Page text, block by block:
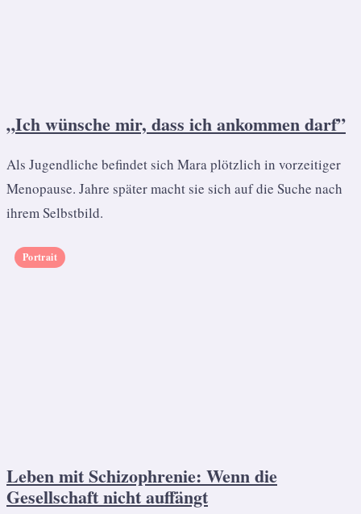
„Ich wünsche mir, dass ich ankommen darf”
Als Jugendliche befindet sich Mara plötzlich in vorzeitiger
Menopause. Jahre später macht sie sich auf die Suche nach
ihrem Selbstbild.
Portrait
Leben mit Schizophrenie: Wenn die
Gesellschaft nicht auffängt